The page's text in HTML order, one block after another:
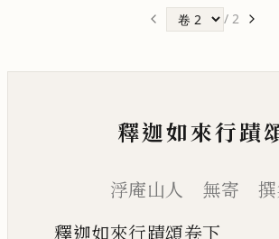
/ 2
釋迦如來行蹟
浮庵山人 無寄 撰
釋迦如來行蹟頌卷下